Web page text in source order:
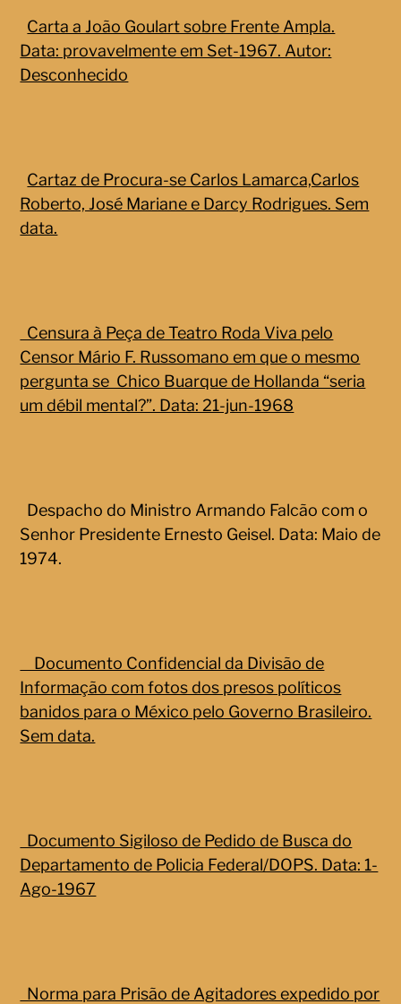
Carta a João Goulart sobre Frente Ampla.
Data: provavelmente em Set-1967. Autor:
Desconhecido
Cartaz de Procura-se Carlos Lamarca,Carlos
Roberto, José Mariane e Darcy Rodrigues. Sem
data.
Censura à Peça de Teatro Roda Viva pelo
Censor Mário F. Russomano em que o mesmo
pergunta se Chico Buarque de Hollanda “seria
um débil mental?”. Data: 21-jun-1968
Despacho do Ministro Armando Falcão com o
Senhor Presidente Ernesto Geisel. Data: Maio de
1974.
Documento Confidencial da Divisão de
Informação com fotos dos presos políticos
banidos para o México pelo Governo Brasileiro.
Sem data.
Documento Sigiloso de Pedido de Busca do
Departamento de Policia Federal/DOPS. Data: 1-
Ago-1967
Norma para Prisão de Agitadores expedido por